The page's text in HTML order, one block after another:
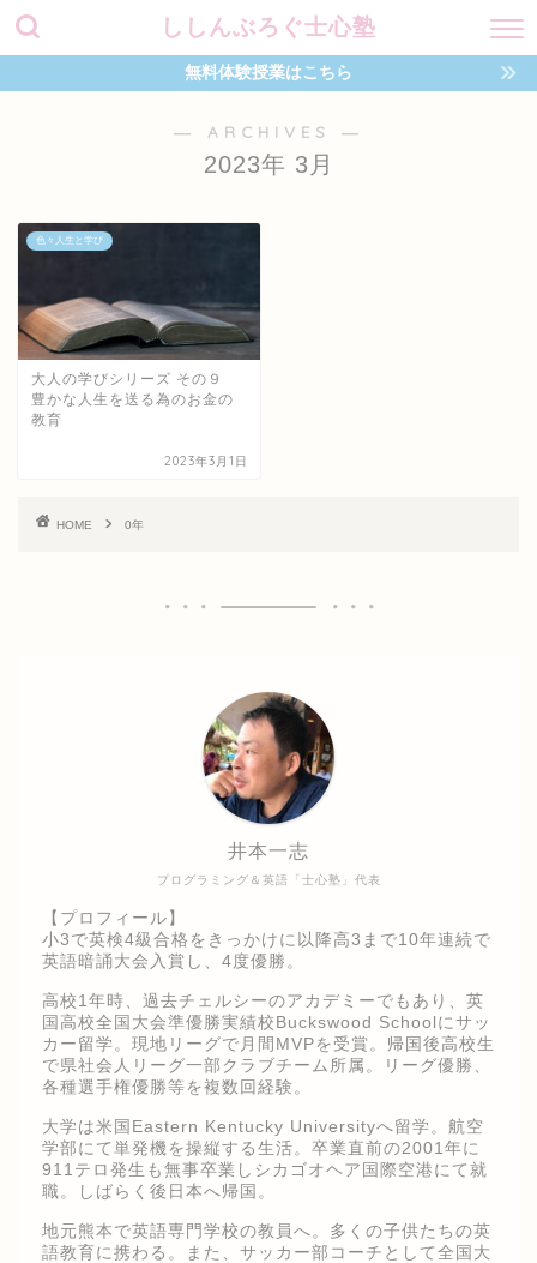
ししんぶろぐ士心塾
無料体験授業はこちら
― ARCHIVES ―
2023年 3月
色々人生と学び
大人の学びシリーズ その９
豊かな人生を送る為のお金の
教育
2023年3月1日
HOME 0年
プログラミング＆英語「士心塾」代表
井本一志
【プロフィール】
小3で英検4級合格をきっかけに以降高3まで10年連続で
英語暗誦大会入賞し、4度優勝。
高校1年時、過去チェルシーのアカデミーでもあり、英
国高校全国大会準優勝実績校Buckswood Schoolにサッ
カー留学。現地リーグで月間MVPを受賞。帰国後高校生
で県社会人リーグ一部クラブチーム所属。リーグ優勝、
各種選手権優勝等を複数回経験。
大学は米国Eastern Kentucky Universityへ留学。航空
学部にて単発機を操縦する生活。卒業直前の2001年に
911テロ発生も無事卒業しシカゴオヘア国際空港にて就
職。しばらく後日本へ帰国。
地元熊本で英語専門学校の教員へ。多くの子供たちの英
語教育に携わる。また、サッカー部コーチとして全国大